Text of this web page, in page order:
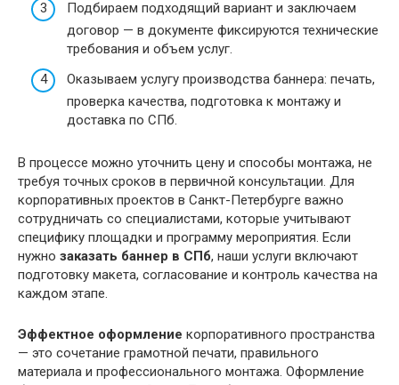
Подбираем подходящий вариант и заключаем
договор — в документе фиксируются технические
требования и объем услуг.
Оказываем услугу производства баннера: печать,
проверка качества, подготовка к монтажу и
доставка по СПб.
В процессе можно уточнить цену и способы монтажа, не
требуя точных сроков в первичной консультации. Для
корпоративных проектов в Санкт-Петербурге важно
сотрудничать со специалистами, которые учитывают
специфику площадки и программу мероприятия. Если
нужно заказать баннер в СПб, наши услуги включают
подготовку макета, согласование и контроль качества на
каждом этапе.
Эффектное оформление корпоративного пространства
— это сочетание грамотной печати, правильного
материала и профессионального монтажа. Оформление